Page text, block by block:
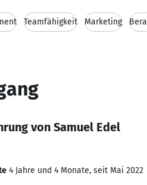
Teamfähigkeit Marketing
von Samuel Edel
4 Jahre und 4 Monate, seit Mai 2022